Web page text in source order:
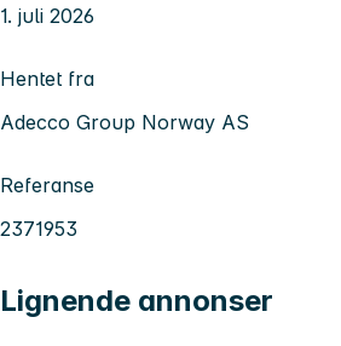
1. juli 2026
Hentet fra
Adecco Group Norway AS
Referanse
2371953
Lignende annonser